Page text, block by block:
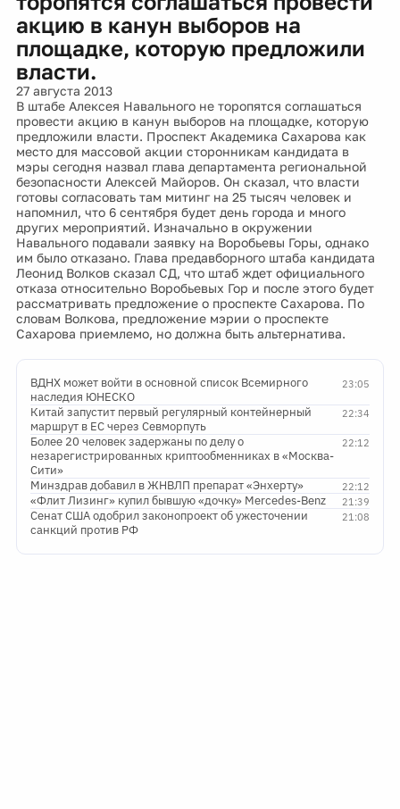
акцию в канун выборов на
площадке, которую предложили
власти.
27 августа 2013
В штабе Алексея Навального не торопятся соглашаться
провести акцию в канун выборов на площадке, которую
предложили власти. Проспект Академика Сахарова как
место для массовой акции сторонникам кандидата в
мэры сегодня назвал глава департамента региональной
безопасности Алексей Майоров. Он сказал, что власти
готовы согласовать там митинг на 25 тысяч человек и
напомнил, что 6 сентября будет день города и много
других мероприятий. Изначально в окружении
Навального подавали заявку на Воробьевы Горы, однако
им было отказано. Глава предавборного штаба кандидата
Леонид Волков сказал СД, что штаб ждет официального
отказа относительно Воробьевых Гор и после этого будет
рассматривать предложение о проспекте Сахарова. По
словам Волкова, предложение мэрии о проспекте
Сахарова приемлемо, но должна быть альтернатива.
23:05
ВДНХ может войти в основной список Всемирного
наследия ЮНЕСКО
22:34
Китай запустит первый регулярный контейнерный
маршрут в ЕС через Севморпуть
22:12
Более 20 человек задержаны по делу о
незарегистрированных криптообменниках в «Москва-
Сити»
22:12
Минздрав добавил в ЖНВЛП препарат «Энхерту»
21:39
«Флит Лизинг» купил бывшую «дочку» Mercedes-Benz
21:08
Сенат США одобрил законопроект об ужесточении
санкций против РФ